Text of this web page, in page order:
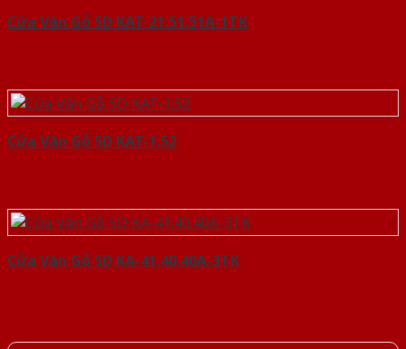
Cửa Vân Gỗ 5D KAT-21.51.51A-1TK
Cửa Vân Gỗ 5D KAT-1.52
Cửa Vân Gỗ 5D KA-41.40.40A-3TK